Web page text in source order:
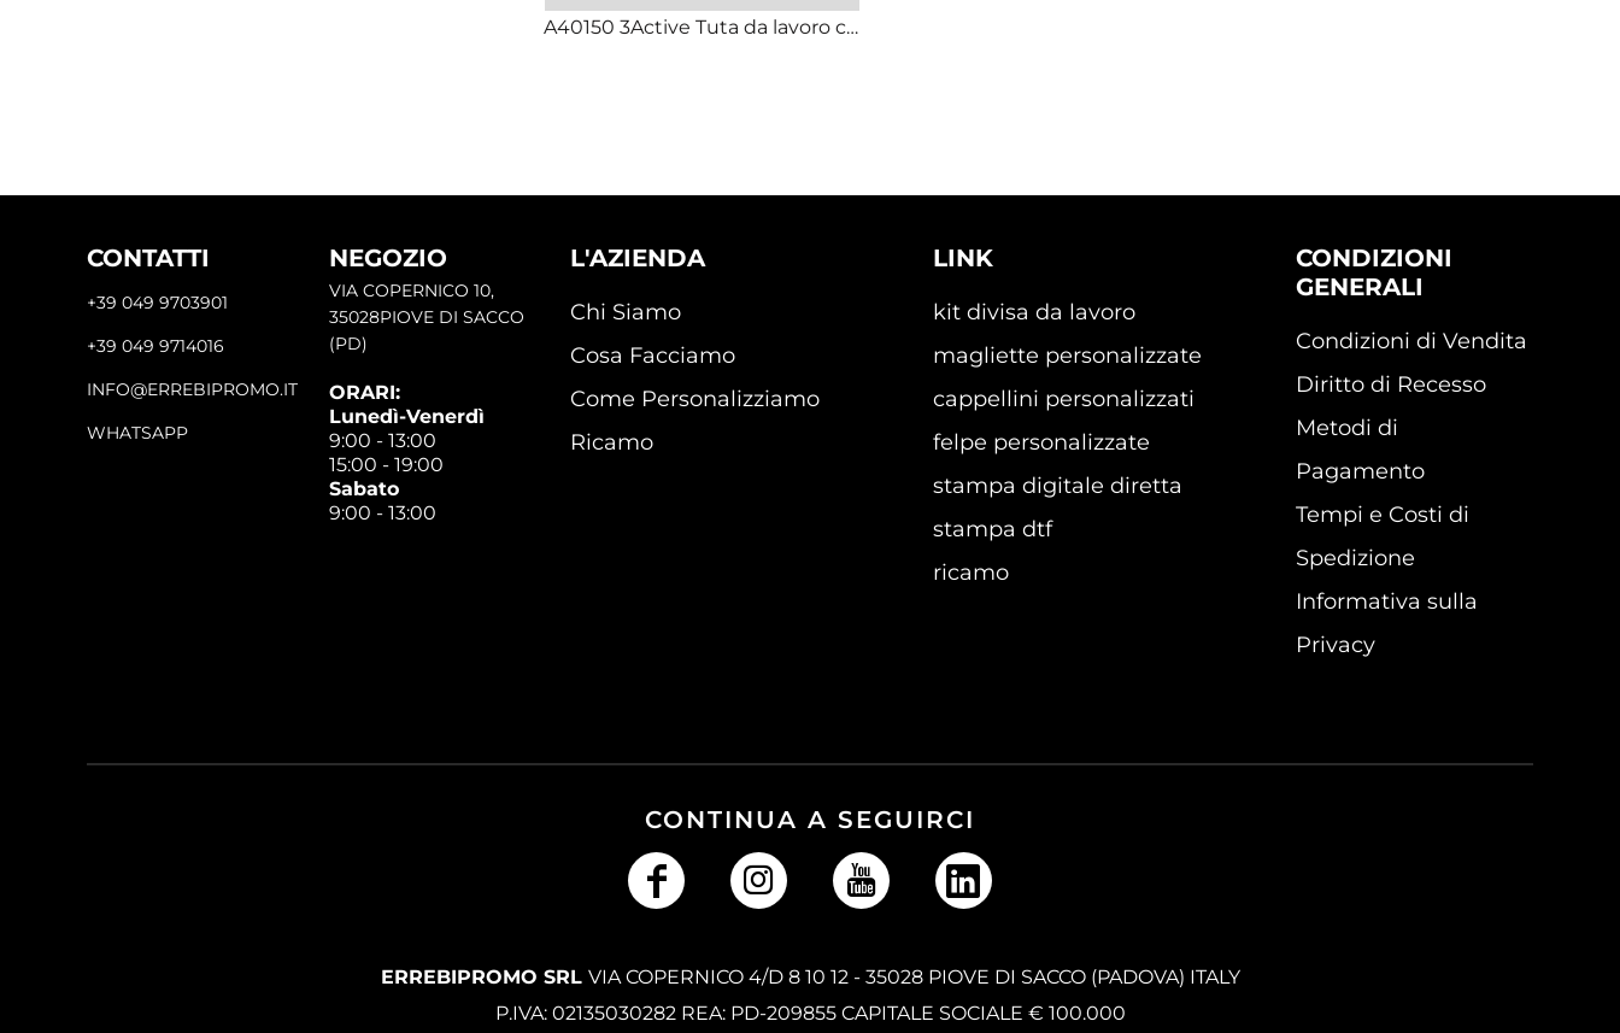
A40150 3Active Tuta da lavoro certificata antistatica antifiamma arco elettrico antiacido
CONTATTI
+39 049 9703901
+39 049 9714016
INFO@ERREBIPROMO.IT
WHATSAPP
NEGOZIO
VIA COPERNICO 10,
35028PIOVE DI SACCO
(PD)
ORARI:
Lunedì-Venerdì
9:00 - 13:00
15:00 - 19:00
Sabato
9:00 - 13:00
L'AZIENDA
Chi Siamo
Cosa Facciamo
Come Personalizziamo
Ricamo
LINK
kit divisa da lavoro
magliette personalizzate
cappellini personalizzati
felpe personalizzate
stampa digitale diretta
stampa dtf
ricamo
CONDIZIONI
GENERALI
Condizioni di Vendita
Diritto di Recesso
Metodi di
Pagamento
Tempi e Costi di
Spedizione
Informativa sulla
Privacy
CONTINUA A SEGUIRCI
ERREBIPROMO SRL VIA COPERNICO 4/D 8 10 12 - 35028 PIOVE DI SACCO (PADOVA) ITALY
P.IVA: 02135030282 REA: PD-209855 CAPITALE SOCIALE € 100.000